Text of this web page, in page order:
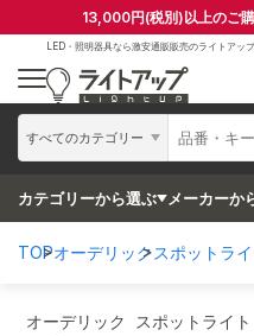
13,000円(税別)以上のご
LED・照明器具なら激安通販販売のライトアップ
すべてのカテゴリー
カテゴリーから選ぶ メーカーか
TOPオーデリックスポットラ
オーデリック スポットライト